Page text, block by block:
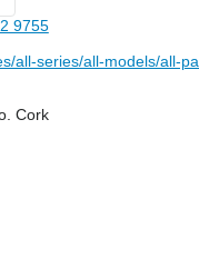
9755
all-series/all-models/all-
Cork